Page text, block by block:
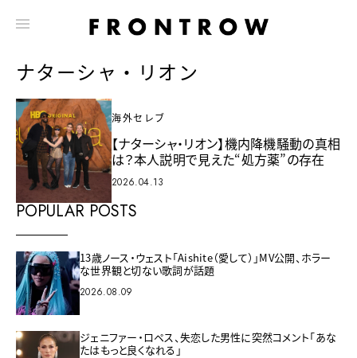
ナターシャ・リオン
海外セレブ
【ナターシャ・リオン】機内降機騒動の真相
は？本人説明で見えた“処方薬”の存在
2026.04.13
POPULAR POSTS
13歳ノース・ウェスト「Aishite（愛して）」MV公開、ホラー
な世界観と切ない歌詞が話題
2026.08.09
ジェニファー・ロペス、失恋した男性に突然コメント「あな
たはもっと良くなれる」